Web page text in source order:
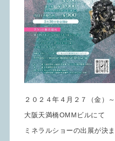
２０２４年４月２７（金）
大阪天満橋OMMビルにて
ミネラルショーの出展が決ま